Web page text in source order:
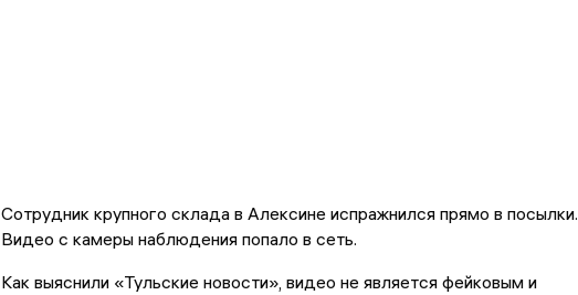
Сотрудник крупного склада в Алексине испражнился прямо в посылки.
Видео с камеры наблюдения попало в сеть.
Как выяснили «Тульские новости», видео не является фейковым и